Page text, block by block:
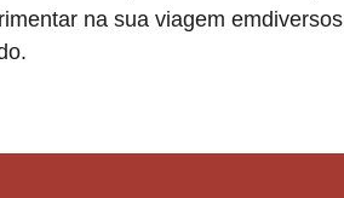
na sua viagem emdiversos